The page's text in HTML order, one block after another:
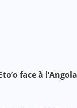
face à l’Angola